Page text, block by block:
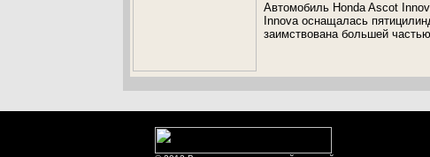
Автомобиль Honda Ascot
Innova оснащалась
заимствована большей